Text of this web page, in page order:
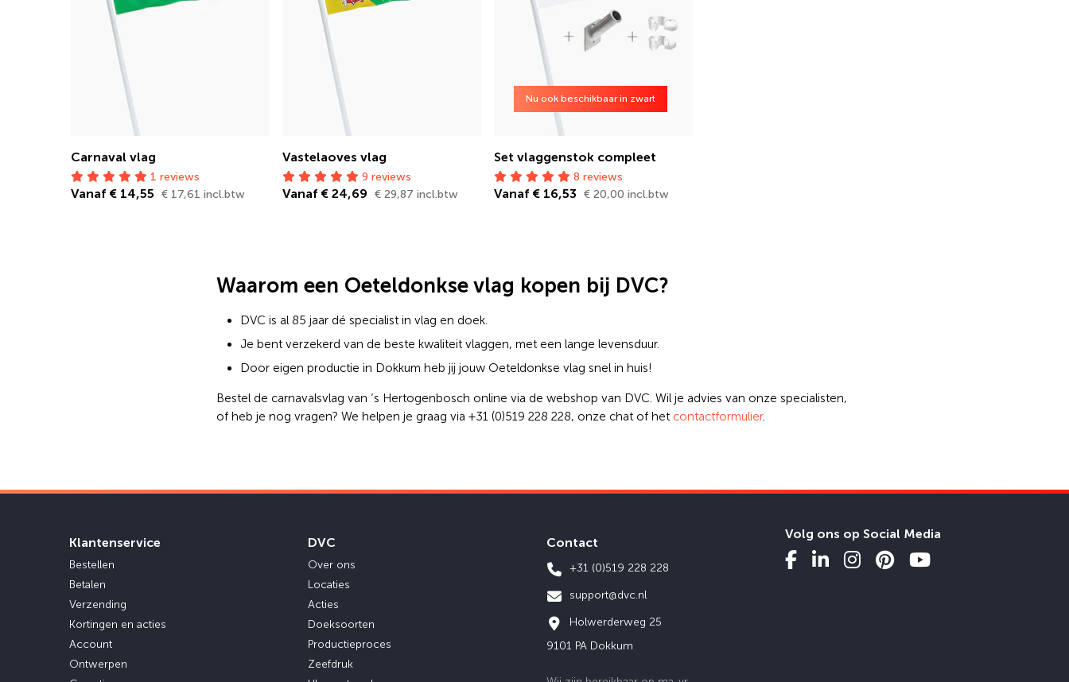
Carnaval vlag
1 reviews
Vanaf € 14,55 € 17,61 incl.btw
Vastelaoves vlag
9 reviews
Vanaf € 24,69 € 29,87 incl.btw
Nu ook beschikbaar in zwart
Set vlaggenstok compleet
8 reviews
Vanaf € 16,53 € 20,00 incl.btw
Waarom een Oeteldonkse vlag kopen bij DVC?
DVC is al 85 jaar dé specialist in vlag en doek.
Je bent verzekerd van de beste kwaliteit vlaggen, met een lange levensduur.
Door eigen productie in Dokkum heb jij jouw Oeteldonkse vlag snel in huis!
Bestel de carnavalsvlag van ‘s Hertogenbosch online via de webshop van DVC. Wil je advies van onze specialisten,
of heb je nog vragen? We helpen je graag via +31 (0)519 228 228, onze chat of het contactformulier.
Klantenservice
Bestellen
Betalen
Verzending
Kortingen en acties
Account
Ontwerpen
DVC
Over ons
Locaties
Acties
Doeksoorten
Productieproces
Zeefdruk
Contact
+31 (0)519 228 228
support@dvc.nl
Holwerderweg 25
9101 PA Dokkum
Volg ons op Social Media